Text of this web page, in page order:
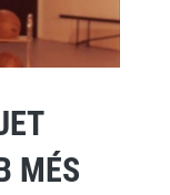
MÉS